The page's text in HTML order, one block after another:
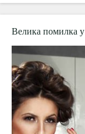
Disk
2012
через
Велика помилка у